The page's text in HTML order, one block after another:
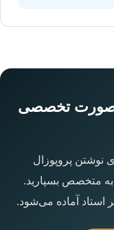
تخصصی
نوشتن پروپوزال
متخصص بسپارید.
استاد آماده می‌شود.